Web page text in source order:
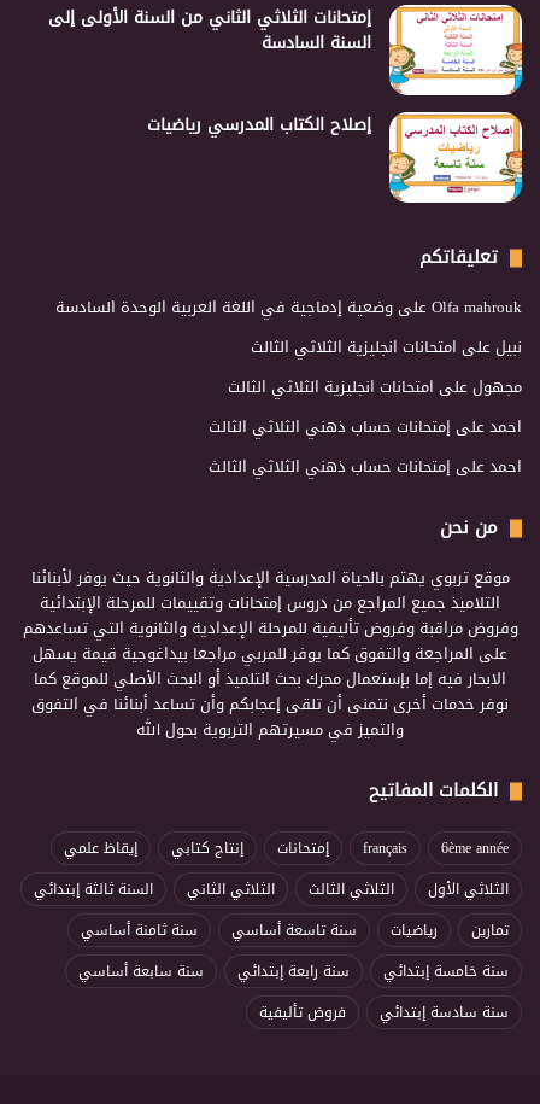
إمتحانات الثلاثي الثاني من السنة الأولى إلى
السنة السادسة
إصلاح الكتاب المدرسي رياضيات
تعليقاتكم
Olfa mahroukعلى وضعية إدماجية في اللغة العربية الوحدة السادسة
نبيلعلى امتحانات انجليزية الثلاثي الثالث
مجهولعلى امتحانات انجليزية الثلاثي الثالث
احمدعلى إمتحانات حساب ذهني الثلاثي الثالث
احمدعلى إمتحانات حساب ذهني الثلاثي الثالث
من نحن
موقع تربوي يهتم بالحياة المدرسية الإعدادية والثانوية حيث يوفر لأبنائنا
التلاميذ جميع المراجع من دروس إمتحانات وتقييمات للمرحلة الإبتدائية
وفروض مراقبة وفروض تأليفية للمرحلة الإعدادية والثانوية التي تساعدهم
على المراجعة والتفوق كما يوفر للمربي مراجعا بيداغوجية قيمة يسهل
الابحار فيه إما بإستعمال محرك بحث التلميذ أو البحث الأصلي للموقع كما
نوفر خدمات أخرى نتمنى أن تلقى إعجابكم وأن تساعد أبنائنا في التفوق
والتميز في مسيرتهم التربوية بحول الله
الكلمات المفاتيح
6ème année
français إمتحانات إنتاج كتابي
إيقاظ علمي
الثلاثي الأول
الثلاثي الثالث الثلاثي الثاني
السنة ثالثة إبتدائي
تمارين
رياضيات سنة تاسعة أساسي
سنة ثامنة أساسي
سنة خامسة إبتدائي
سنة رابعة إبتدائي
سنة سابعة أساسي
سنة سادسة إبتدائي
فروض تأليفية